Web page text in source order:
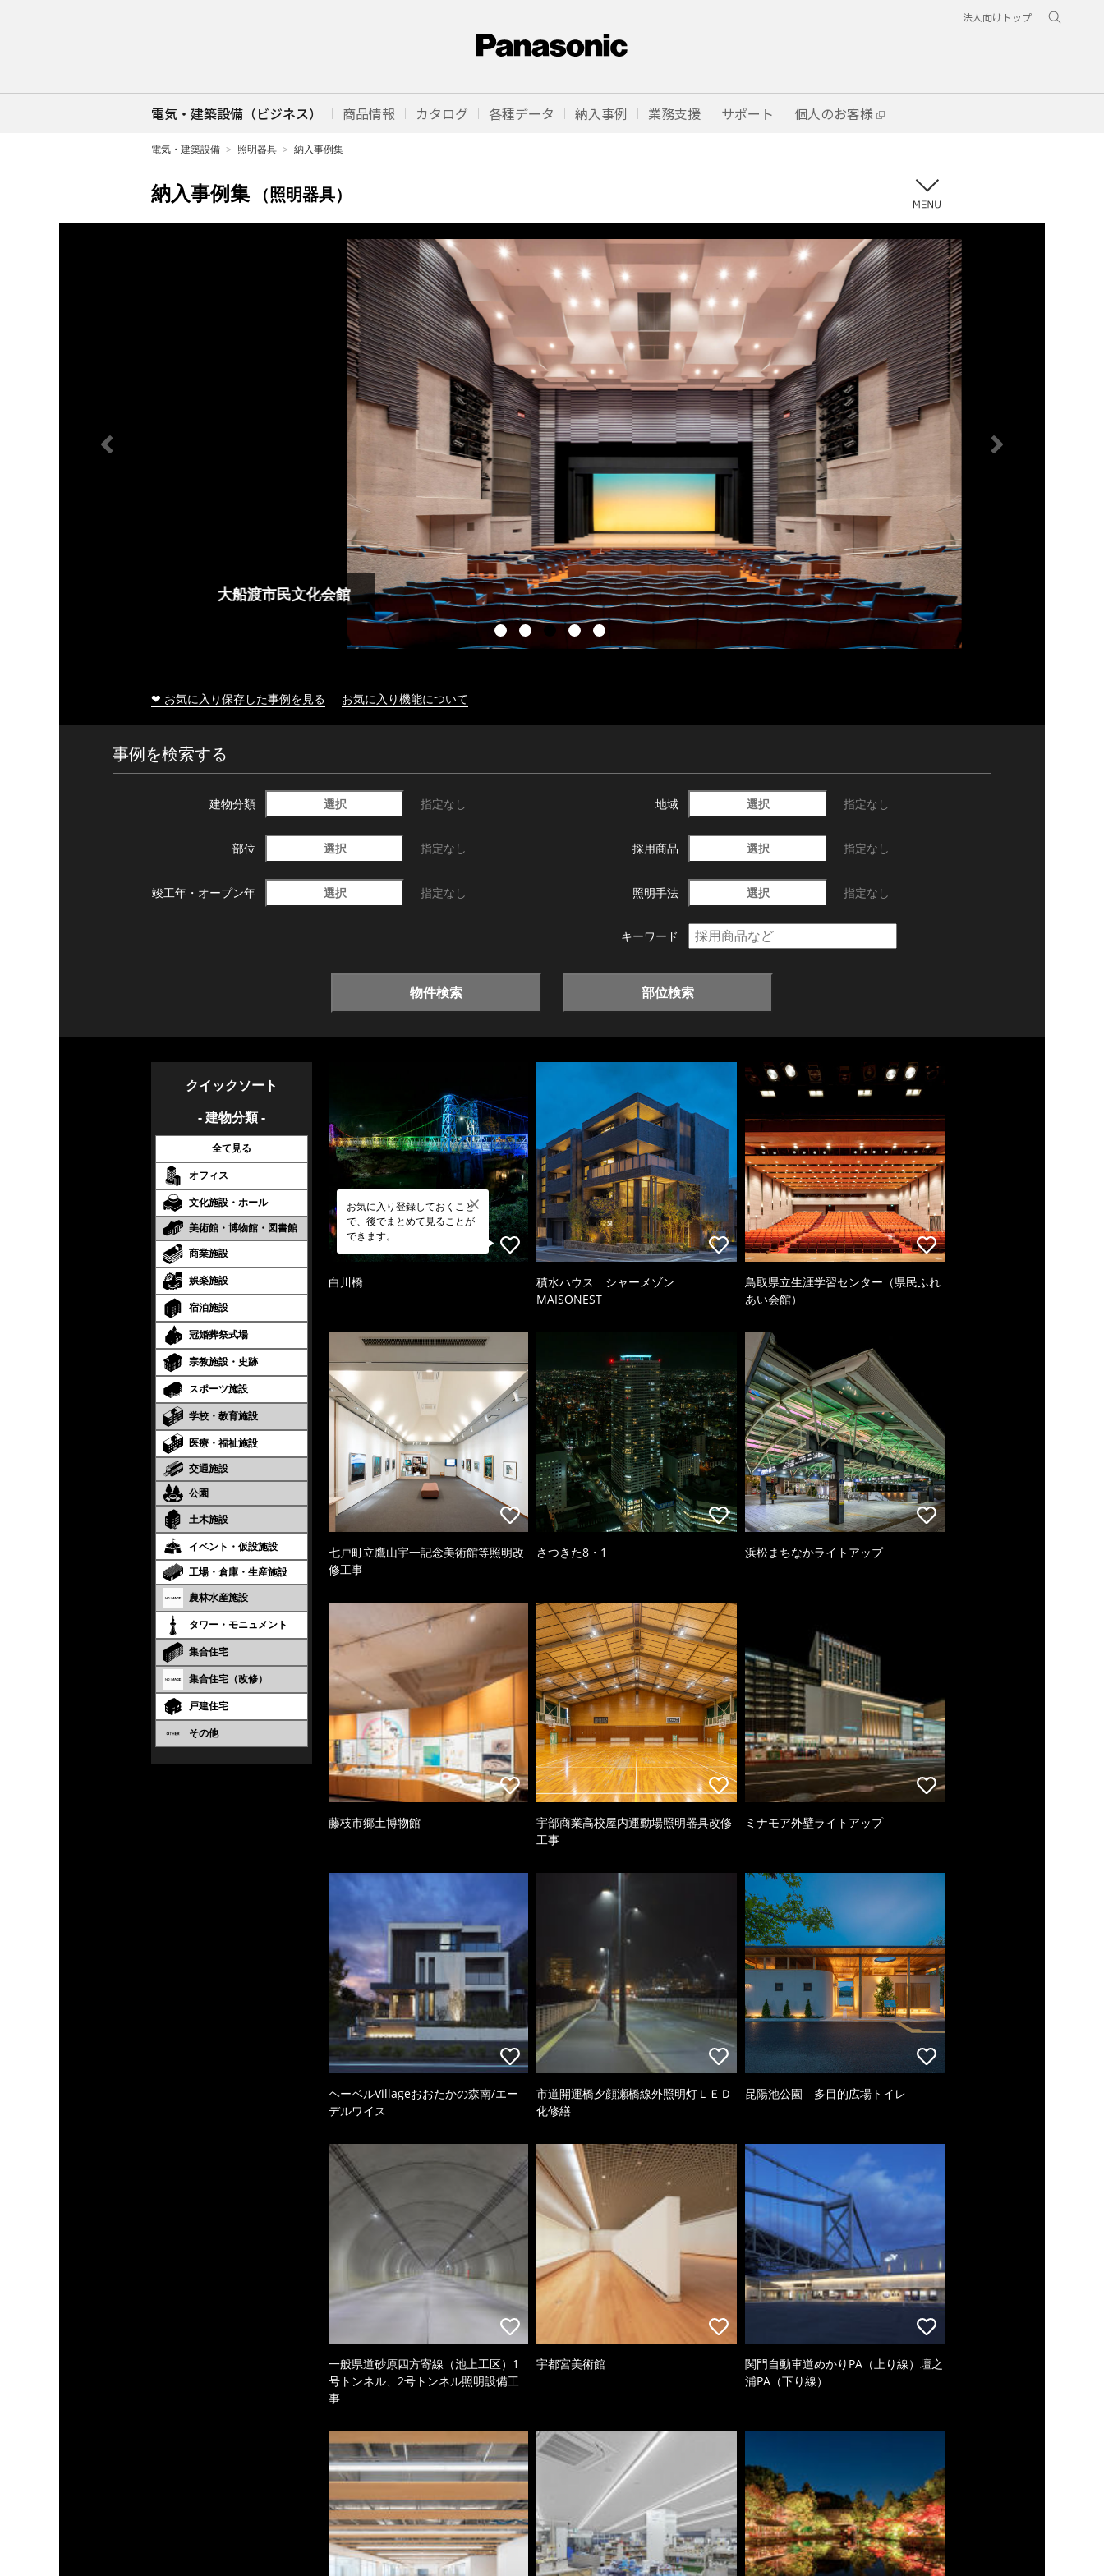
法人向けトップ
電気・建築設備（ビジネス） 商品情報 カタログ 各種データ 納入事例 業務支援 サポート 個人のお客様
電気・建築設備 照明器具 納入事例集
納入事例集 （照明器具）
大船渡市民文化会館
❤ お気に入り保存した事例を見る お気に入り機能について
事例を検索する
建物分類 選択 指定なし 地域 選択 指定なし
部位 選択 指定なし 採用商品 選択 指定なし
竣工年・ オープン年 選択 指定なし 照明手法 選択 指定なし
キーワード
物件検索 部位検索
クイックソート
- 建物分類 -
全て見る
オフィス
文化施設・ホール
美術館・博物館・図書館
商業施設
娯楽施設
宿泊施設
冠婚葬祭式場
宗教施設・史跡
スポーツ施設
学校・教育施設
医療・福祉施設
交通施設
公園
土木施設
イベント・仮設施設
工場・倉庫・生産施設
農林水産施設
タワー・モニュメント
集合住宅
集合住宅（改修）
戸建住宅
その他
お気に入り登録しておくこと
で、後でまとめて見ることが
できます。
白川橋
積水ハウス シャーメゾン
MAISONEST
鳥取県立生涯学習センター（県民ふれ
あい会館）
七戸町立鷹山宇一記念美術館等照明改
修工事
さつきた8・1 浜松まちなかライトアップ
藤枝市郷土博物館
宇部商業高校屋内運動場照明器具改修
工事
ミナモア外壁ライトアップ
ヘーベルVillageおおたかの森南/エー
デルワイス
市道開運橋夕顔瀬橋線外照明灯ＬＥＤ
化修繕
昆陽池公園 多目的広場トイレ
一般県道砂原四方寄線（池上工区）1
号トンネル、2号トンネル照明設備工
事
宇都宮美術館
関門自動車道めかりPA（上り線）壇之
浦PA（下り線）